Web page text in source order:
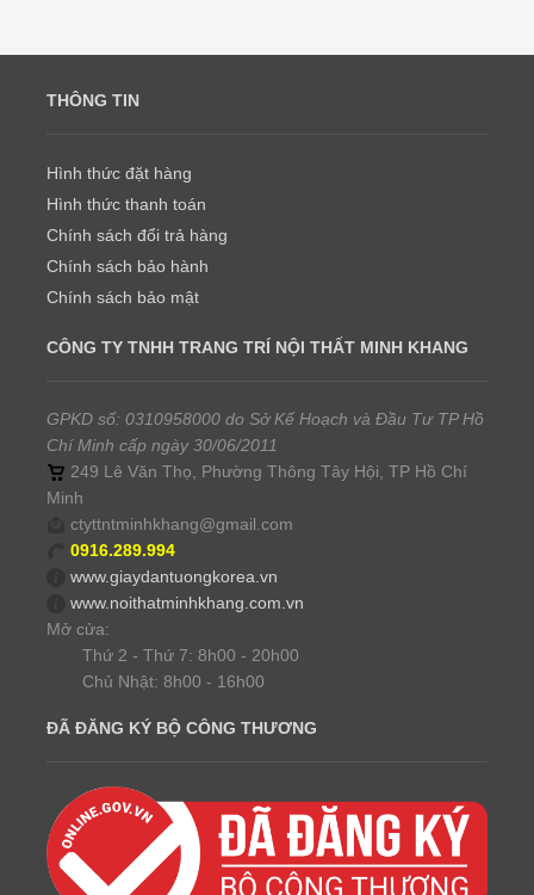
THÔNG TIN
Hình thức đặt hàng
Hình thức thanh toán
Chính sách đổi trả hàng
Chính sách bảo hành
Chính sách bảo mật
CÔNG TY TNHH TRANG TRÍ NỘI THẤT MINH KHANG
GPKD số: 0310958000 do Sở Kế Hoạch và Đầu Tư TP Hồ
Chí Minh cấp ngày 30/06/2011
249 Lê Văn Thọ, Phường Thông Tây Hội, TP Hồ Chí
Minh
ctyttntminhkhang@gmail.com
0916.289.994
www.giaydantuongkorea.vn
www.noithatminhkhang.com.vn
Mở cửa:
Thứ 2 - Thứ 7: 8h00 - 20h00
Chủ Nhật: 8h00 - 16h00
ĐÃ ĐĂNG KÝ BỘ CÔNG THƯƠNG